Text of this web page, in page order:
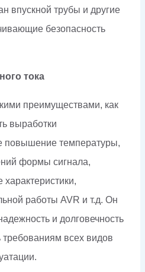
впускной трубы и другие
безопасность
тока
преимуществами, как
выработки
повышение температуры,
формы сигнала,
работы AVR и т.д. Он
и долговечность
требованиям всех видов